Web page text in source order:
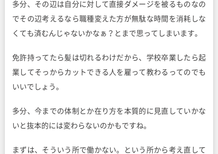
多分、その辺は自分に対して直接ダメージを被るものなの
でその辺考えるなら職種変えた方が無駄な時間を消耗しな
くても済むんじゃないかなぁ？とまで思ってしまいます。
免許持ってたら髪は切れるわけだから、学校卒業したら起
業してそっからカットできる人を雇って教わるってのでも
いいでしょう。
多分、今までの体制とか在り方を本質的に見直していかな
いと抜本的には変わらないのかもですね。
まずは、そういう所で働かない。という所から考え直して